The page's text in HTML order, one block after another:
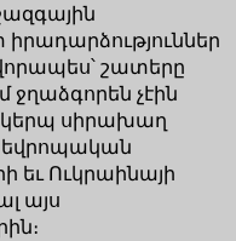
շատերը
չէին
կերպ սիրախաղ
եվրոպական
եւ Ուկրաինայի
այս